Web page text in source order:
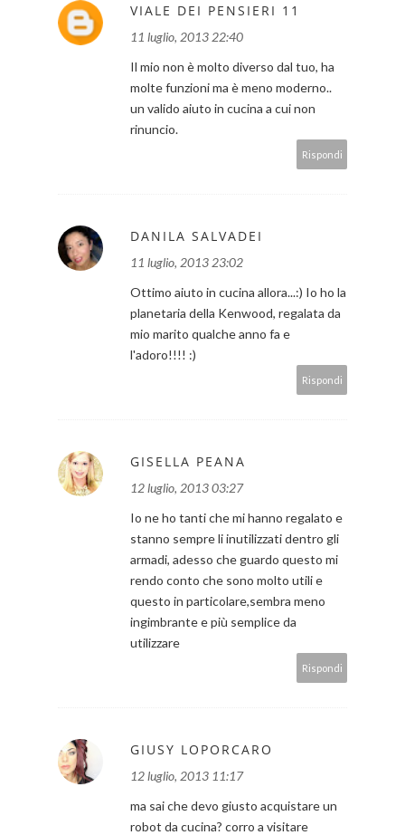
VIALE DEI PENSIERI 11
11 luglio, 2013 22:40
Il mio non è molto diverso dal tuo, ha
molte funzioni ma è meno moderno..
un valido aiuto in cucina a cui non
rinuncio.
Rispondi
DANILA SALVADEI
11 luglio, 2013 23:02
Ottimo aiuto in cucina allora...:) Io ho la
planetaria della Kenwood, regalata da
mio marito qualche anno fa e
l'adoro!!!! :)
Rispondi
GISELLA PEANA
12 luglio, 2013 03:27
Io ne ho tanti che mi hanno regalato e
stanno sempre li inutilizzati dentro gli
armadi, adesso che guardo questo mi
rendo conto che sono molto utili e
questo in particolare,sembra meno
ingimbrante e più semplice da
utilizzare
Rispondi
GIUSY LOPORCARO
12 luglio, 2013 11:17
ma sai che devo giusto acquistare un
robot da cucina? corro a visitare